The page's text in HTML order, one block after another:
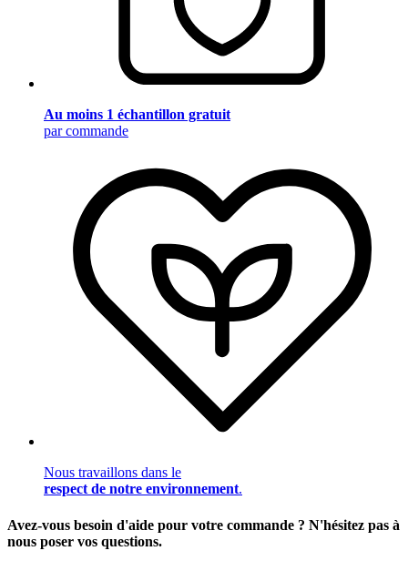
Au moins 1 échantillon gratuit
par commande
Nous travaillons dans le
respect de notre environnement.
Avez-vous besoin d'aide pour votre commande ? N'hésitez pas à
nous poser vos questions.